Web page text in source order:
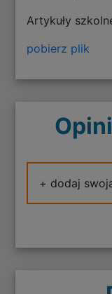
Artykuły
pobierz plik
+ dodaj